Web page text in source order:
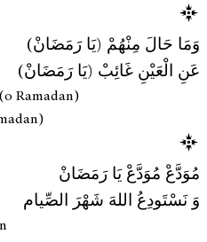
وَمَا حَالَ مِنْهُمْ (يَا رَمَضَانْ)
عَنِ الْعَيْنِ غَائِبْ (يَا رَمَضَانْ)
Ramadan)
مُوَدَّعْ مُوَدَّعْ يَا رَمَضَانْ
وَ نَسْتَودِعُ اللهَ شَهْرَ الصِّيام